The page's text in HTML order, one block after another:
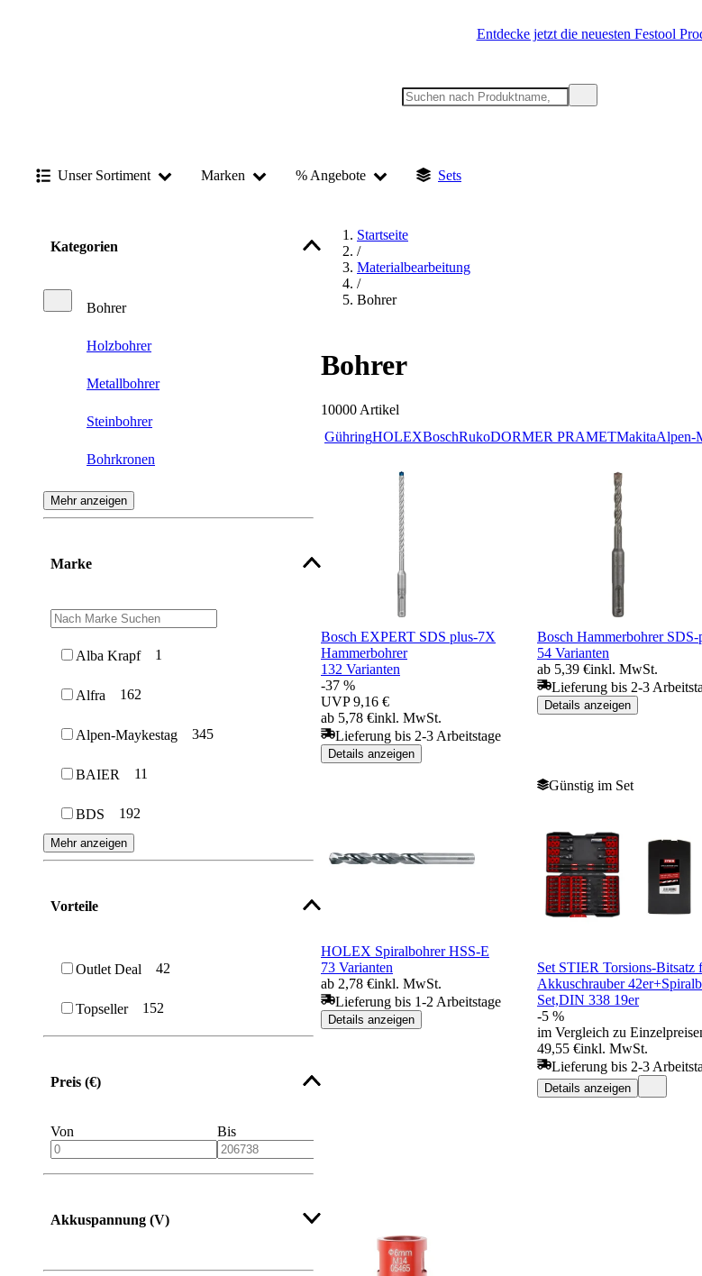
Entdecke jetzt die neuesten Festool
Unser Sortiment Marken % Angebote Sets
Kategorien
Bohrer
Holzbohrer
Metallbohrer
Steinbohrer
Bohrkronen
Universalbohrer
Glasbohrer
Mehr anzeigen
Marke
Alba Krapf 1
Alfra 162
Alpen-Maykestag 345
BAIER 11
BDS 192
Mehr anzeigen
Vorteile
Outlet Deal 42
Topseller 152
Preis (€)
Von Bis
Akkuspannung (V)
Startseite
/
Materialbearbeitung
/
Bohrer
Bohrer
10000 Artikel
GühringHOLEXBoschRukoDORMER PRAMETMakitaAlpen-
Bosch EXPERT SDS plus-7X
Hammerbohrer
132 Varianten
-37 %
UVP 9,16 €
ab 5,78 €inkl. MwSt.
Lieferung bis 2-3 Arbeitstage
Details anzeigen
Bosch Hammerbohrer SDS-
54 Varianten
ab 5,39 €inkl. MwSt.
Lieferung bis 2-3
Details anzeigen
HOLEX Spiralbohrer HSS-E
73 Varianten
ab 2,78 €inkl. MwSt.
Lieferung bis 1-2 Arbeitstage
Details anzeigen
Günstig im Set
Set STIER Torsions-Bitsatz
Akkuschrauber
Set,DIN 338 19er
-5 %
im Vergleich zu
49,55 €inkl. MwSt.
Lieferung bis 2-3
Details anzeigen